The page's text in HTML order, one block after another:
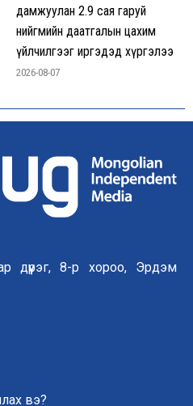
дамжуулан 2.9 сая гаруй
нийгмийн даатгалын цахим
үйлчилгээг иргэдэд хүргэлээ
2026-08-07
дүүрэг, 8-р хороо, Эрдэм
вэ?